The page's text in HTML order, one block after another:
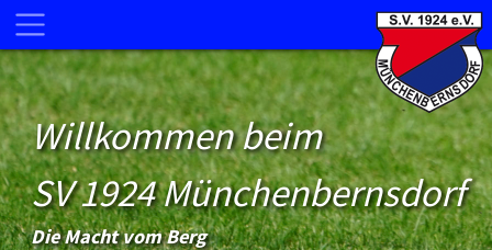
Willkommen beim
SV 1924 Münchenbernsdorf
Die Macht vom Berg